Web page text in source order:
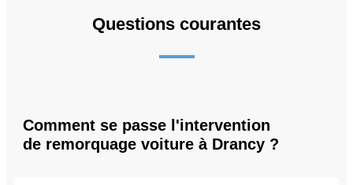
Questions courantes
Comment se passe l'intervention
de remorquage voiture à Drancy ?